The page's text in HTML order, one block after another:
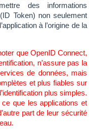
des informations
Token) non seulement
à l’origine de la
que OpenID Connect,
n’assure pas la
de données, mais
et plus fiables sur
plus simples.
ce que les applications et
part de leur sécurité